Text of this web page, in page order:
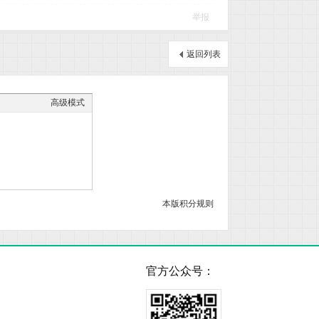
举报
返回列表
高级模式
本版积分规则
官方公众号：